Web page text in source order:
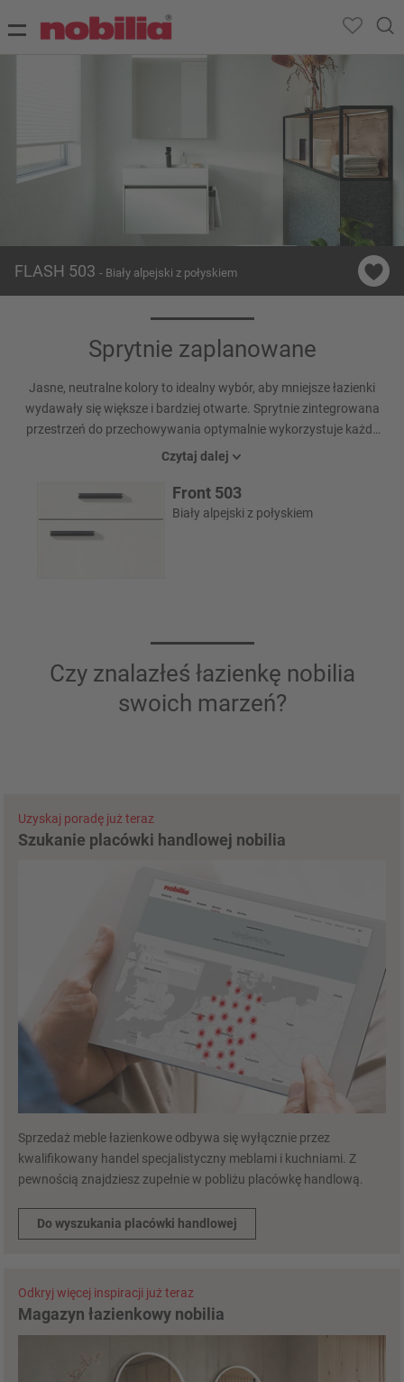
FLASH 503 - Biały alpejski z połyskiem
Sprytnie zaplanowane
Jasne, neutralne kolory to idealny wybór, aby mniejsze łazienki
wydawały się większe i bardziej otwarte. Sprytnie zintegrowana
przestrzeń do przechowywania optymalnie wykorzystuje każdy
metr kwadratowy bez zagracania pomieszczenia - idealna do
sposób.
Czytaj dalej
Front 503
Biały alpejski z połyskiem
Czy znalazłeś łazienkę nobilia
swoich marzeń?
Uzyskaj poradę już teraz
Szukanie placówki handlowej nobilia
Sprzedaż meble łazienkowe odbywa się wyłącznie przez
kwalifikowany handel specjalistyczny meblami i kuchniami. Z
pewnością znajdziesz zupełnie w pobliżu placówkę handlową.
Do wyszukania placówki handlowej
Odkryj więcej inspiracji już teraz
Magazyn łazienkowy nobilia